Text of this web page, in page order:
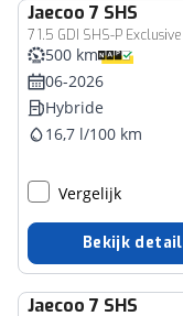
Jaecoo 7 SHS
500 km
06-2026
Hybride
16,7 l/100 km
Vergelijk
Bekijk
Jaecoo 7 SHS